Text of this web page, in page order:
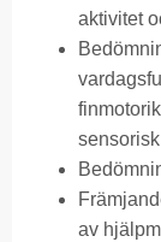
aktivitet
av